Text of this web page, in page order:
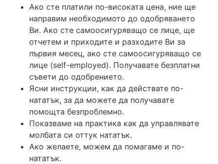
Ако сте платили по-високата цена, ние ще
направим необходимото до одобряването
Ви. Ако сте самоосигуряващо се лице, ще
отчетем и приходите и разходите Ви за
първия месец, ако сте самоосигуряващо се
лице (self-employed). Получавате безплатни
съвети до одобрението.
Ясни инструкции, как да действате по-
нататък, за да можете да получавате
помощта безпроблемно.
Показваме на практика как да управлявате
молбата си оттук нататък.
Ако желаете, можем да помагаме и по-
нататък.